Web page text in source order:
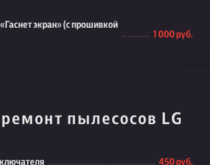
экран» (с прошивкой
1 000 руб.
пылесосов LG
450 руб.